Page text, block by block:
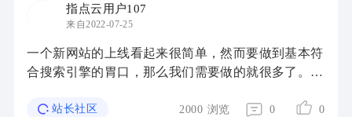
指点云用户107
来自2022-07-25
一个新网站的上线看起来很简单，然而要做到基本符
合搜索引擎的胃口，那么我们需要做的就很多了。可
备呢，下面小编分享下新站上线前要注意的一些 ...
站长社区 2000 浏览 0 0